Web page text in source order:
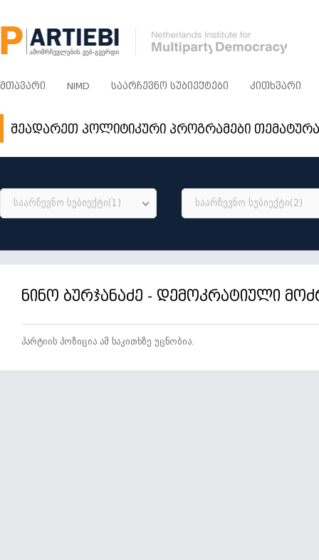
ᲛᲗᲐᲕᲐᲠᲘ NIMD ᲡᲐᲐᲠᲩᲔᲕᲜᲝ ᲡᲣᲑᲘᲔᲥᲢᲔᲑᲘ ᲙᲘᲗᲮᲕᲐᲠᲘ
შეადარეთ პოლიტიკური პროგრამები
საარჩევნო სუბიექტი(1) საარჩევნო სუბიექტი(2)
ნინო ბურჯანაძე - დემოკრატიული
პარტიის პოზიცია ამ საკითხზე უცნობია.